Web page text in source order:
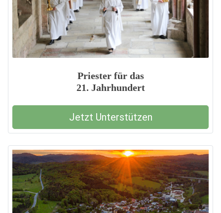
Priester für das
21. Jahrhundert
Jetzt Unterstützen